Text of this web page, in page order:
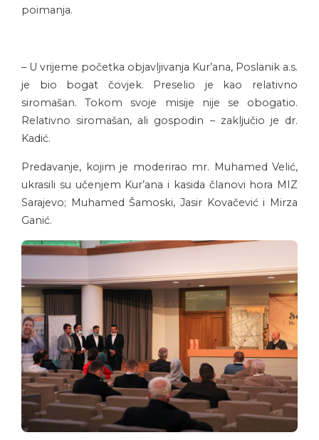
poimanja.
– U vrijeme početka objavljivanja Kur’ana, Poslanik a.s.
je bio bogat čovjek. Preselio je kao relativno
siromašan. Tokom svoje misije nije se obogatio.
Relativno siromašan, ali gospodin – zaključio je dr.
Kadić.
Predavanje, kojim je moderirao mr. Muhamed Velić,
ukrasili su učenjem Kur’ana i kasida članovi hora MIZ
Sarajevo; Muhamed Šamoski, Jasir Kovačević i Mirza
Ganić.